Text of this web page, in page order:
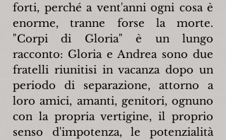
forti, perché a vent'anni ogni cosa è
enorme, tranne forse la morte.
"Corpi di Gloria" è un lungo
racconto: Gloria e Andrea sono due
fratelli riunitisi in vacanza dopo un
periodo di separazione, attorno a
loro amici, amanti, genitori, ognuno
con la propria vertigine, il proprio
senso d'impotenza, le potenzialità